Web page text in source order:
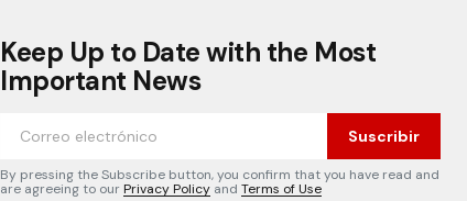
Keep Up to Date with the Most
Important News
Suscribir
By pressing the Subscribe button, you confirm that you have read and
are agreeing to ourPrivacy Policy and Terms of Use